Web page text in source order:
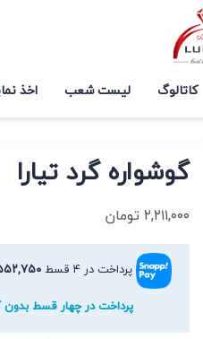
کاتالوگ لیست شعب اخذ
گوشواره گرد تیارا
۲,۲۱۱,۰۰۰تومان
پرداخت در ۴ قسط
پرداخت در چهار قسط بدون